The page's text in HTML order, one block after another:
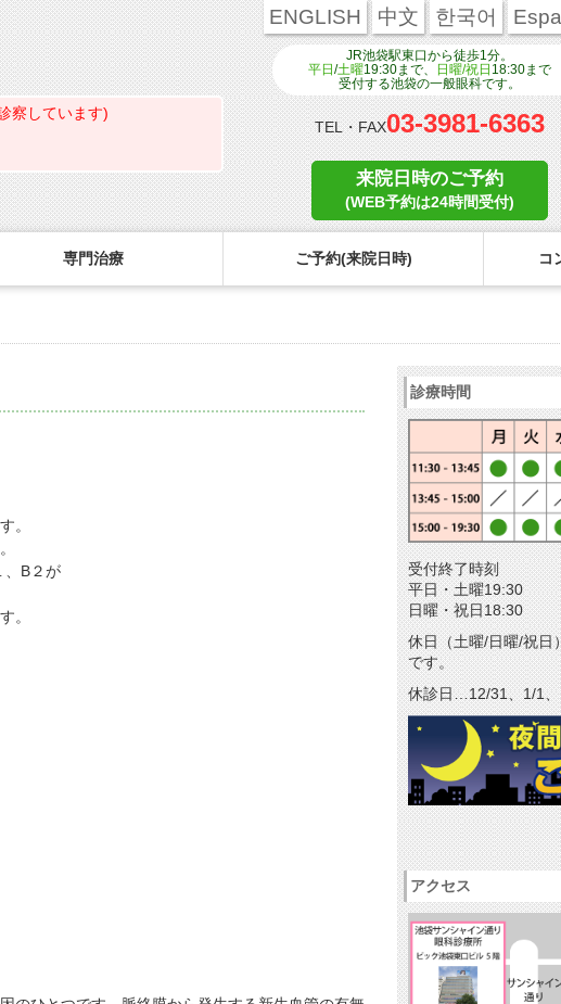
察しています)
ENGLISH 中文 한국어
JR池袋駅東口から徒歩1分。
平日 /土曜19:30まで、 日曜/祝日 18:30まで
受付する池袋の一般眼科です。
TEL・FAX03-3981-6363
来院日時のご予約
(WEB予約は24時間受付)
ード
よくある質問
診療報酬に関する院内掲示
メールマガジン
リクルート
パンフレットのダウンロード
ズ診療
点眼液・眼軟膏について
専門治療
療ぺージ(新宿東口眼科医院)
ご予約(来院日時) コ
コンタクトレンズのトラブル
コンタクトレンズの眼疾患
。
、B２が
。
診療時間
受付終了時刻
平日・土曜19:30
日曜・祝日18:30
休日（土曜/日曜/祝日
です。
休診日…12/31、1/1
アクセス